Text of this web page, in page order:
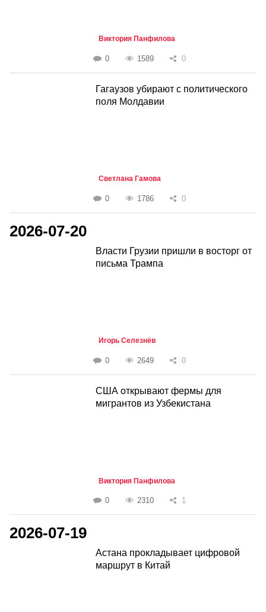
Виктория Панфилова
0 1589 0
Гагаузов убирают с политического
поля Молдавии
Светлана Гамова
0 1786 0
2026-07-20
Власти Грузии пришли в восторг от
письма Трампа
Игорь Селезнёв
0 2649 0
США открывают фермы для
мигрантов из Узбекистана
Виктория Панфилова
0 2310 1
2026-07-19
Астана прокладывает цифровой
маршрут в Китай